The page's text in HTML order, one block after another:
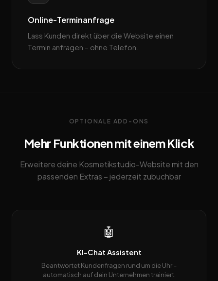
Online-Terminanfrage
Lass Kunden direkt über die Website einen
Termin anfragen – ohne Telefon.
OPTIONALE ADD-ONS
Mehr Funktionen mit einem Klick
Erweitere deine Kosmetikstudio-Website mit den
passenden Extras – jederzeit zubuchbar
🤖
KI-Chat Assistent
Beantwortet Kundenfragen rund um die Uhr –
automatisch auf dein Unternehmen trainiert.